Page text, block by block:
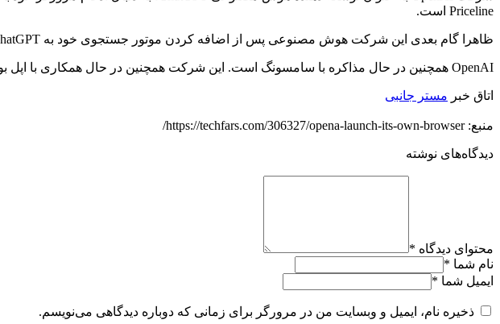
Priceline است.
ظاهرا گام بعدی این شرکت هوش مصنوعی پس از اضافه کردن موتور جستجوی خود به ChatGPT، توسعه مرورگر اختصاصی خود برای رقابت با گوگل است.
OpenAI همچنین در حال مذاکره با سامسونگ است. این شرکت همچنین در حال همکاری با اپل بوده و به لطف این همکاری امکان اجرای Apple Intelligence در مدل‌های جدید آیفون فراهم خواهد شد.
اتاق خبر مستر جانبی
منبع: https://techfars.com/306327/opena-launch-its-own-browser/
دیدگاه‌های نوشته
محتوای دیدگاه *
نام شما *
ایمیل شما *
ذخیره نام، ایمیل و وبسایت من در مرورگر برای زمانی که دوباره دیدگاهی می‌نویسم.